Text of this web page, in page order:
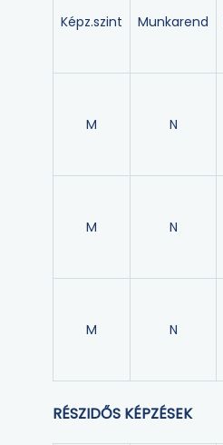
Képz.szint Munkarend
M N
M N
M N
RÉSZIDŐS KÉPZÉSEK